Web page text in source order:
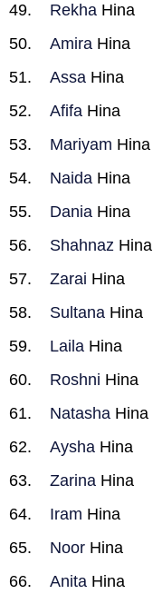
Rekha Hina
Amira Hina
Assa Hina
Afifa Hina
Mariyam Hina
Naida Hina
Dania Hina
Shahnaz Hina
Zarai Hina
Sultana Hina
Laila Hina
Roshni Hina
Natasha Hina
Aysha Hina
Zarina Hina
Iram Hina
Noor Hina
Anita Hina